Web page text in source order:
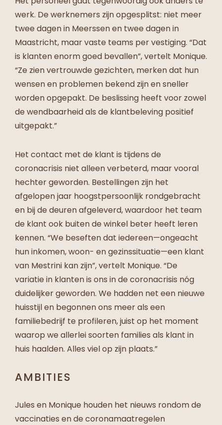
werk. De werknemers zijn opgesplitst: niet meer
twee dagen in Meerssen en twee dagen in
Maastricht, maar vaste teams per vestiging. “Dat
is klanten enorm goed bevallen”, vertelt Monique.
“Ze zien vertrouwde gezichten, merken dat hun
wensen en problemen bekend zijn en sneller
worden opgepakt. De beslissing heeft voor zowel
de wendbaarheid als de klantbeleving positief
uitgepakt.”
Het contact met de klant is tijdens de
coronacrisis niet alleen verbeterd, maar vooral
hechter geworden. Bestellingen zijn het
afgelopen jaar hoogstpersoonlijk rondgebracht
en bij de deuren afgeleverd, waardoor het team
de klant ook buiten de winkel beter heeft leren
kennen. “We beseften dat iedereen—ongeacht
hun inkomen, woon- en gezinssituatie—een klant
van Mestrini kan zijn”, vertelt Monique. “De
variatie in klanten is ons in de coronacrisis nóg
duidelijker geworden. We hadden net een nieuwe
huisstijl en begonnen ons meer als een
familiebedrijf te profileren, juist op het moment
waarop we allerlei soorten families als klant in
huis haalden. Alles viel op zijn plaats.”
AMBITIES
Jules en Monique houden het nieuws rondom de
vaccinaties en de coronamaatregelen